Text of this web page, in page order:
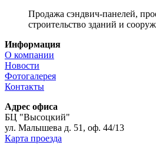
Продажа сэндвич-панелей,
строительство зданий и
Информация
О компании
Новости
Фотогалерея
Контакты
Адрес офиса
БЦ "Высоцкий"
ул. Малышева д. 51, оф. 44/13
Карта проезда